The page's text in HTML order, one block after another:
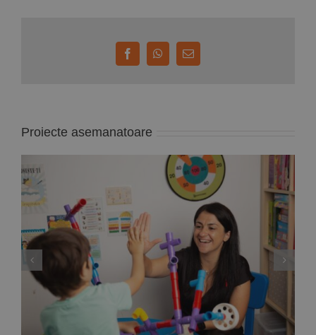
FacebookWhatsApp
E-
mail:
Proiecte asemanatoare
Deputata PNL Mara Calista anunță un proiect
de lege care reglementează modul de
exercitare a profesiei de ”analist
comportamental”, adică specialistul care
gestionează terapiile problemelor copiilor cu
autism